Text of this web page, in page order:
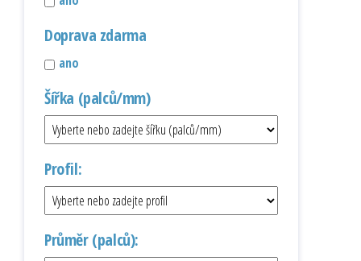
Doprava zdarma
ano
Šířka (palců/mm)
Profil:
Průměr (palců):